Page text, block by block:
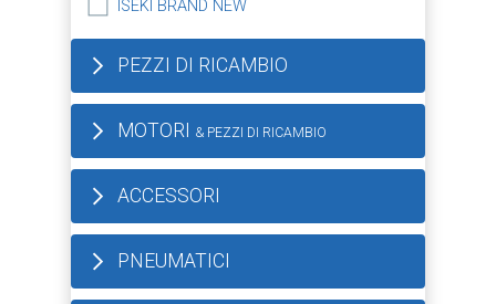
ISEKI BRAND NEW
PEZZI DI RICAMBIO
MOTORI & PEZZI DI RICAMBIO
ACCESSORI
PNEUMATICI